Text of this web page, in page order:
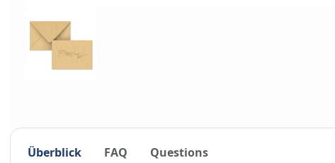
Überblick FAQ Questions